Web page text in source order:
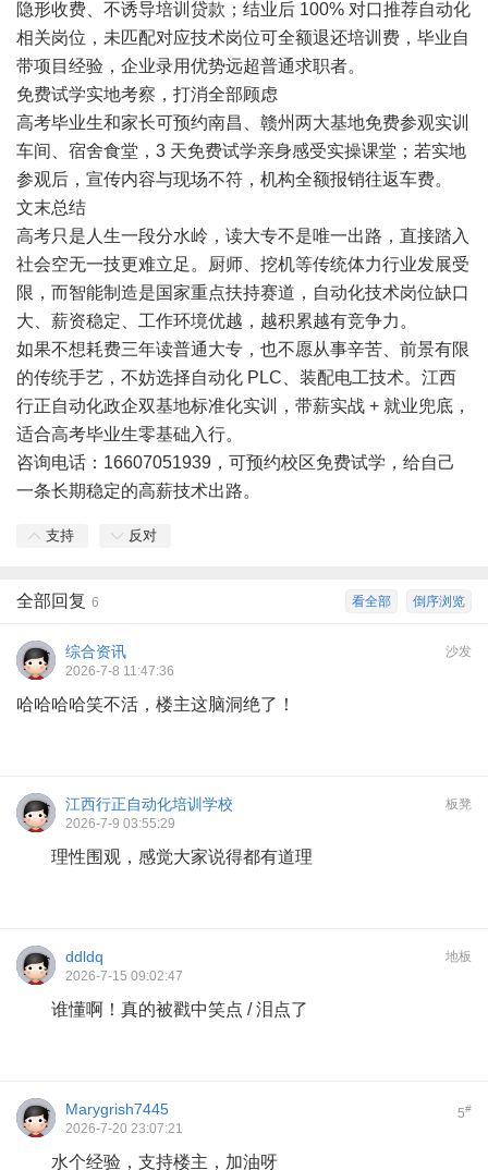
隐形收费、不诱导培训贷款；结业后 100% 对口推荐自动化
相关岗位，未匹配对应技术岗位可全额退还培训费，毕业自
带项目经验，企业录用优势远超普通求职者。
免费试学实地考察，打消全部顾虑
高考毕业生和家长可预约南昌、赣州两大基地免费参观实训
车间、宿舍食堂，3 天免费试学亲身感受实操课堂；若实地
参观后，宣传内容与现场不符，机构全额报销往返车费。
文末总结
高考只是人生一段分水岭，读大专不是唯一出路，直接踏入
社会空无一技更难立足。厨师、挖机等传统体力行业发展受
限，而智能制造是国家重点扶持赛道，自动化技术岗位缺口
大、薪资稳定、工作环境优越，越积累越有竞争力。
如果不想耗费三年读普通大专，也不愿从事辛苦、前景有限
的传统手艺，不妨选择自动化 PLC、装配电工技术。江西
行正自动化政企双基地标准化实训，带薪实战 + 就业兜底，
适合高考毕业生零基础入行。
咨询电话：16607051939，可预约校区免费试学，给自己
一条长期稳定的高薪技术出路。
支持 反对
倒序浏览
看全部
全部回复 6
沙发
综合资讯
2026-7-8 11:47:36
哈哈哈哈笑不活，楼主这脑洞绝了！
板凳
江西行正自动化培训学校
2026-7-9 03:55:29
理性围观，感觉大家说得都有道理
地板
ddldq
2026-7-15 09:02:47
谁懂啊！真的被戳中笑点 / 泪点了
5#
Marygrish7445
2026-7-20 23:07:21
水个经验，支持楼主，加油呀